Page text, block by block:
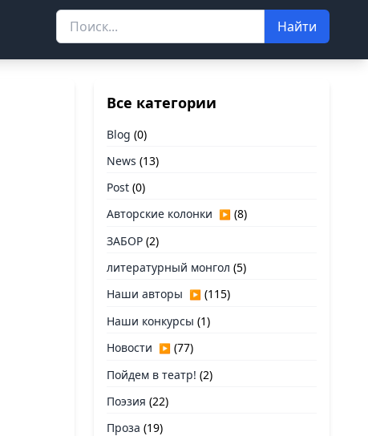
Найти
Все категории
Blog (0)
News (13)
Post (0)
Авторские колонки ▶ (8)
ЗАБОР (2)
литературный монгол (5)
Наши авторы ▶ (115)
Наши конкурсы (1)
Новости ▶ (77)
Пойдем в театр! (2)
Поэзия (22)
Проза (19)